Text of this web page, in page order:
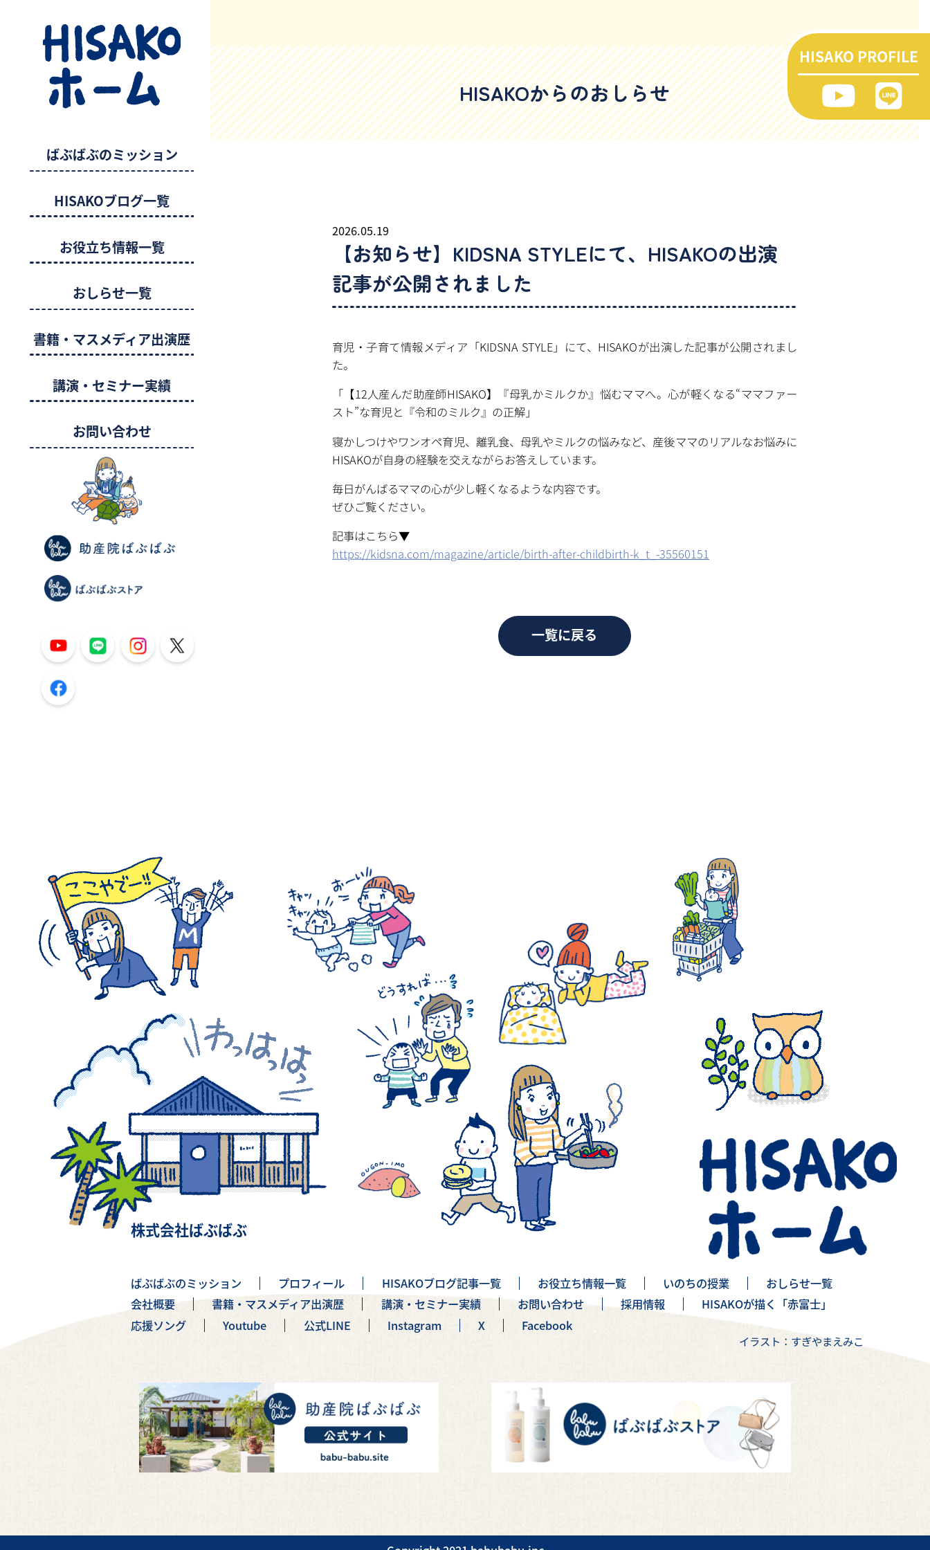
HISAKOからのおしらせ
2026.05.19
【お知らせ】KIDSNA STYLEにて、HISAKOの出演
記事が公開されました
育児・子育て情報メディア「KIDSNA STYLE」にて、HISAKOが出演した記事が公開されまし
た。
「【12人産んだ助産師HISAKO】『母乳かミルクか』悩むママへ。心が軽くなる“ママファー
スト”な育児と『令和のミルク』の正解」
寝かしつけやワンオペ育児、離乳食、母乳やミルクの悩みなど、産後ママのリアルなお悩みに
HISAKOが自身の経験を交えながらお答えしています。
毎日がんばるママの心が少し軽くなるような内容です。
ぜひご覧ください。
記事はこちら▼
https://kidsna.com/magazine/article/birth-after-childbirth-k_t_-35560151
一覧に戻る
ばぶばぶのミッション
HISAKOブログ一覧
お役立ち情報一覧
おしらせ一覧
書籍・マスメディア出演歴
講演・セミナー実績
お問い合わせ
株式会社ばぶばぶ
ばぶばぶのミッション プロフィール HISAKOブログ記事一覧 お役立ち情報一覧 いのちの授業
おしらせ一覧
会社概要
書籍・マスメディア出演歴 講演・セミナー実績 お問い合わせ 採用情報
HISAKOが描く「赤富士」
応援ソング
Youtube 公式LINE Instagram X Facebook
イラスト：すぎやまえみこ
HISAKO PROFILE